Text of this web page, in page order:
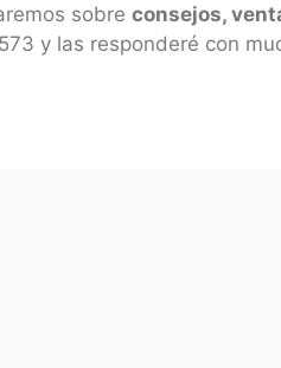
sobre consejos,
y las responderé con